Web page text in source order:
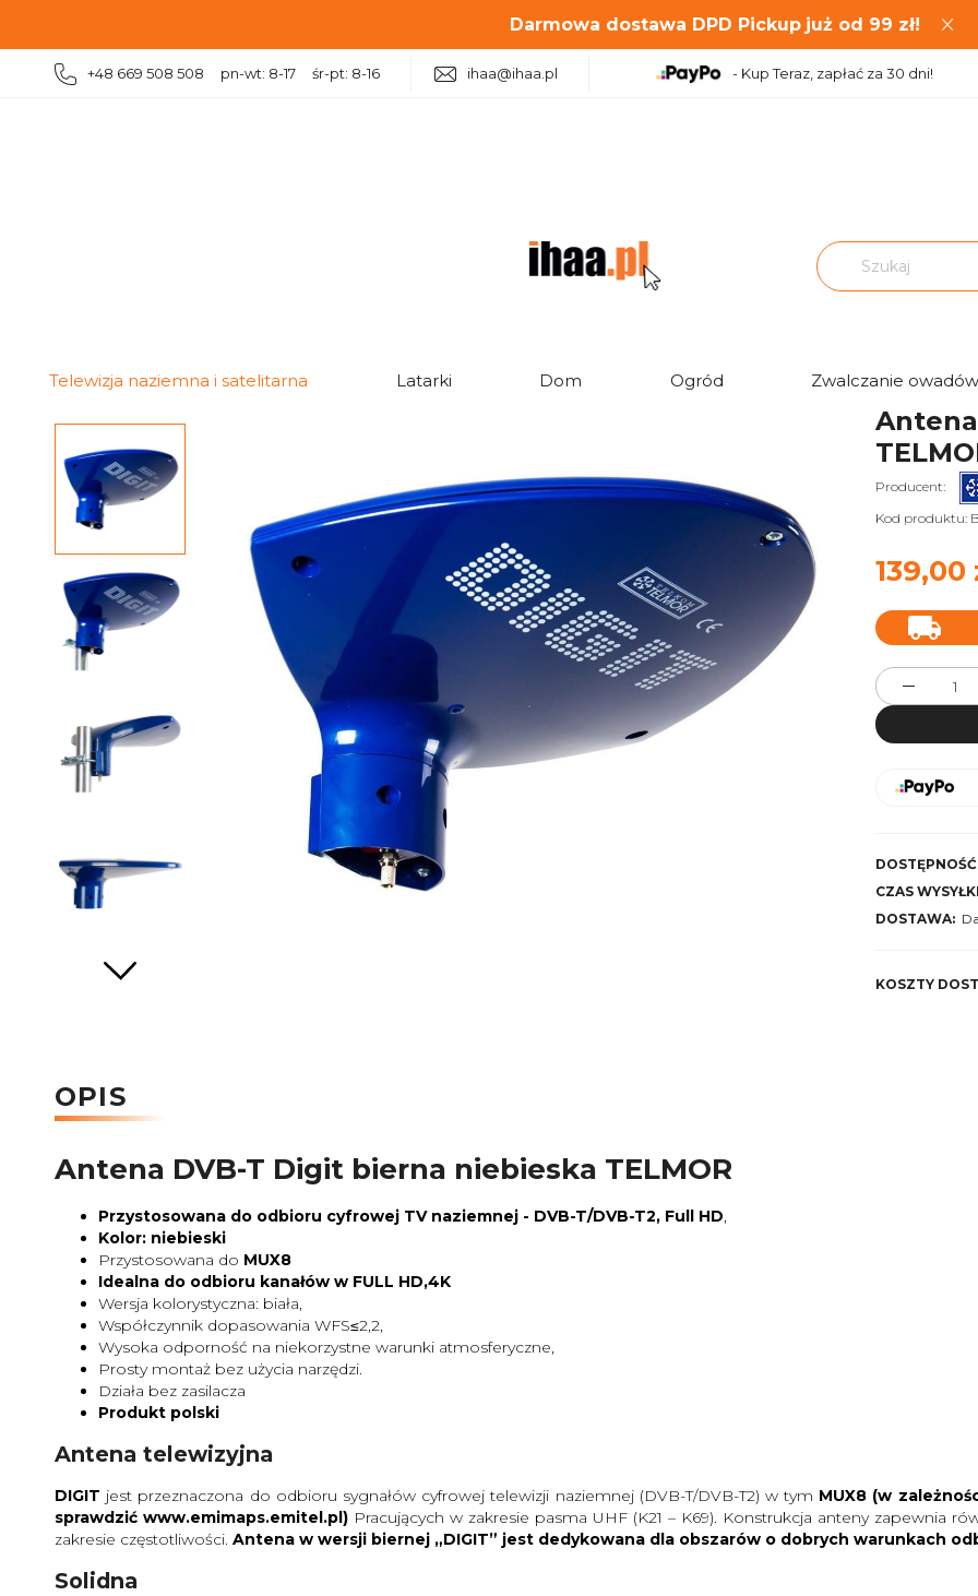
Darmowa dostawa DPD Pickup już od 99 zł!
+48 669 508 508 pn-wt: 8-17 śr-pt: 8-16 ihaa@ihaa.pl - Kup Teraz, zapłać za 30 dni!
Telewizja naziemna i satelitarna Latarki Dom Ogród Zwalczanie owadów
Anteny DVB-T/T2 kierunkowe Antena DVB-T Digit bierna
Ocena:
Producent:
Kod produktu:
139,00
CZAS
DOSTAWA:
kosztów płatności
KOSZTY
OPIS
Antena DVB-T Digit bierna niebieska TELMOR
Przystosowana do odbioru cyfrowej TV naziemnej - DVB-T/DVB-T2, Full HD,
Kolor: niebieski
Przystosowana do MUX8
Idealna do odbioru kanałów w FULL HD,4K
Wersja kolorystyczna: biała,
Współczynnik dopasowania WFS≤2,2,
Wysoka odporność na niekorzystne warunki atmosferyczne,
Prosty montaż bez użycia narzędzi.
Działa bez zasilacza
Produkt polski
Antena telewizyjna
DIGIT jest przeznaczona do odbioru sygnałów cyfrowej telewizji naziemnej (DVB-T/DVB-T2) w tym MUX8 (w
sprawdzić www.emimaps.emitel.pl) Pracujących w zakresie pasma UHF (K21 – K69). Konstrukcja anteny zapewnia
zakresie częstotliwości. Antena w wersji biernej „DIGIT” jest dedykowana dla obszarów o dobrych warunkach
Solidna